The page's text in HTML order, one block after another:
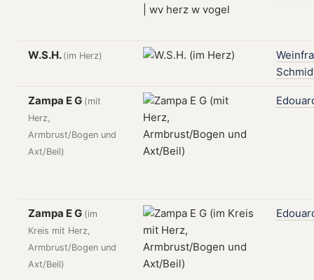
W.S.H. (im Herz)
Zampa E G (mit
Herz,
Armbrust/Bogen und
Axt/Beil)
Zampa E G (im
Kreis mit Herz,
Armbrust/Bogen und
Axt/Beil)